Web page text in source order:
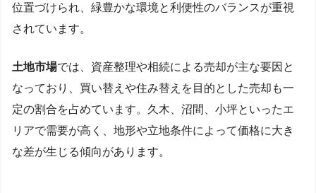
位置づけられ、緑豊かな環境と利便性のバランスが重視
されています。
土地市場では、資産整理や相続による売却が主な要因と
なっており、買い替えや住み替えを目的とした売却も一
定の割合を占めています。久木、沼間、小坪といったエ
リアで需要が高く、地形や立地条件によって価格に大き
な差が生じる傾向があります。